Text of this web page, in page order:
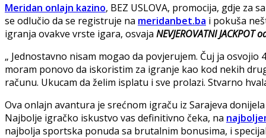
Meridan onlajn kazino, BEZ USLOVA, promocija, gdje za
se odlučio da se registruje na meridanbet.ba i pokuša
igranja ovakve vrste igara, osvaja NEVJEROVATNI
„ Jednostavno nisam mogao da povjerujem. Čuj ja
moram ponovo da iskoristim za igranje kao kod nekih
računu. Ukucam da želim isplatu i sve prolazi. Stvarno
Ova onlajn avantura je srećnom igraču iz Sarajeva
Najbolje igračko iskustvo vas definitivno čeka, na
najbolja sportska ponuda sa brutalnim bonusima, i